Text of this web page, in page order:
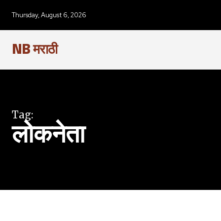
of the
the subscribe button below.
Thursday, August 6, 2026
NB मराठी
Tag:
लोकनेता